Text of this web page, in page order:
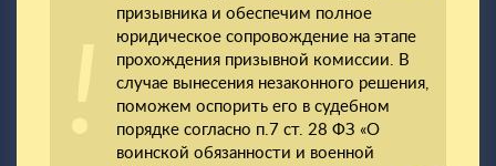
призывника и обеспечим полное
юридическое сопровождение на этапе
прохождения призывной комиссии. В
случае вынесения незаконного решения,
поможем оспорить его в судебном
порядке согласно п.7 ст. 28 ФЗ «О
воинской обязанности и военной